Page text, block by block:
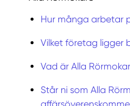
Hur många arbetar
Vilket företag ligger
Vad är Alla
Står ni som Alla